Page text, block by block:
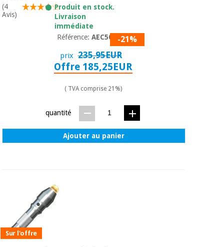
(4
Avis)
Produit en stock.
Livraison
immédiate
Référence:AEC5002-21%
prix 235,95EUR
Offre 185,25EUR
( TVA comprise 21%)
quantité
Ajouter au panier
Sur l'offre